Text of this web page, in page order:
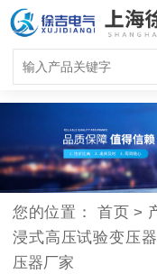
您的位置： 首页 >
浸式高压试验变压器
压器厂家